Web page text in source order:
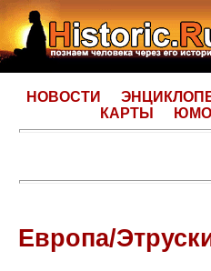
НОВОСТИ
КАРТЫ
Европа/